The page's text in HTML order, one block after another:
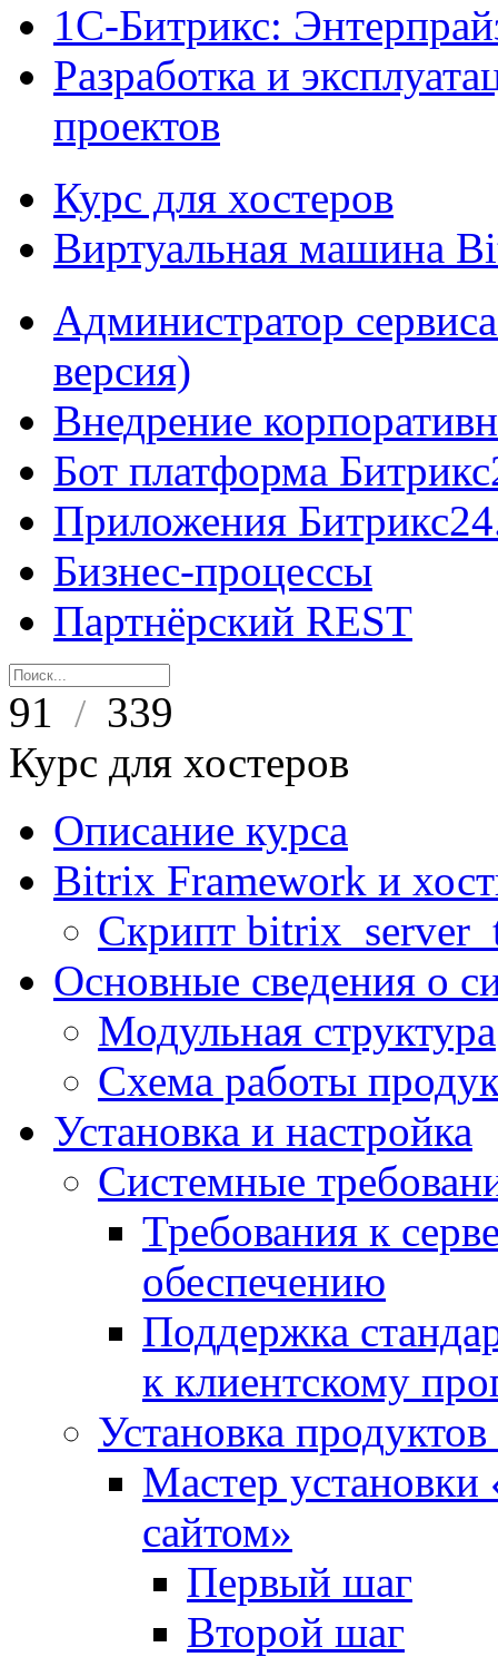
1С-Битрикс:
Разработка и
проектов
Курс для хостеров
Виртуальная машина
Администратор
версия)
Внедрение
Бот платформа
Приложения
Бизнес-процессы
Партнёрский REST
91 / 339
Курс для хостеров
Описание курса
Bitrix Framework и
Скрипт
Основные сведения о
Модульная структура
Схема работы
Установка и настройка
Системные
Требования к
обеспечению
Поддержка
к клиентскому
Установка
Мастер
сайтом»
Первый шаг
Второй шаг